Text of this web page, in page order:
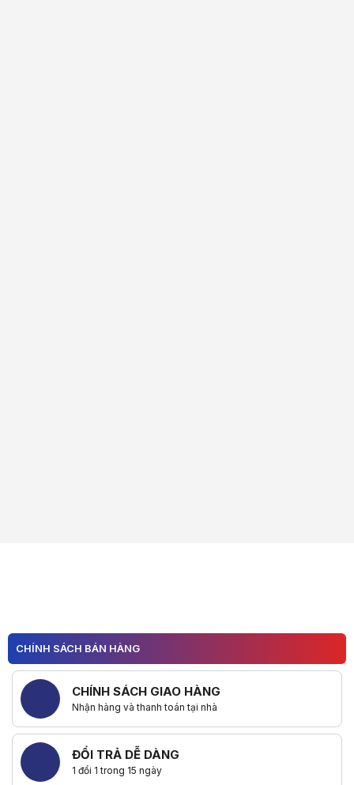
CHÍNH SÁCH BÁN HÀNG
CHÍNH SÁCH GIAO HÀNG
Nhận hàng và thanh toán tại nhà
ĐỔI TRẢ DỄ DÀNG
1 đổi 1 trong 15 ngày